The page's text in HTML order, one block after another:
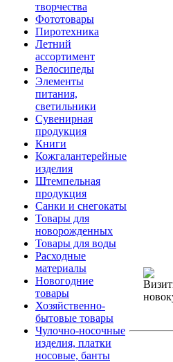
творчества
Фототовары
Пиротехника
Летний
ассортимент
Велосипеды
Элементы
питания,
светильники
Сувенирная
продукция
Книги
Кожгалантерейные
изделия
Штемпельная
продукция
Санки и снегокаты
Товары для
новорожденных
Товары для воды
Расходные
материалы
Новогодние
товары
Хозяйственно-
бытовые товары
Чулочно-носочные
изделия, платки
носовые, банты